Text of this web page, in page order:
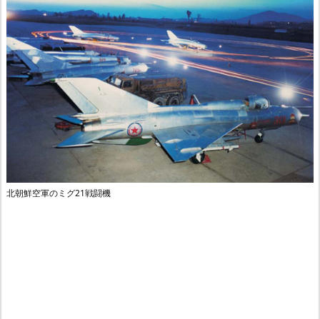
北朝鮮空軍のミグ21戦闘機